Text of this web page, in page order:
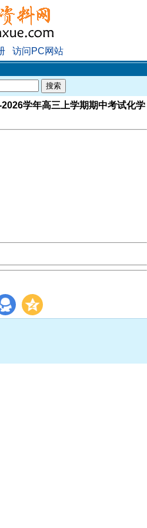
访问PC网站
学年高三上学期期中考试化学